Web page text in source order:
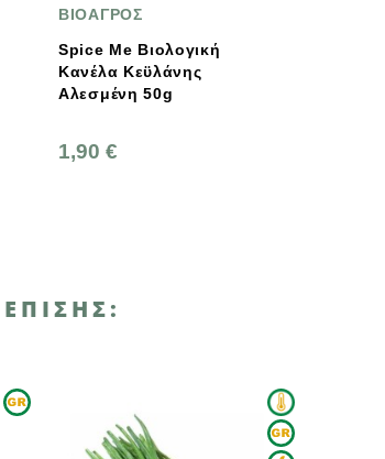
ΒΙΟΔΥΝΑΜΗ
Νιφάδες Θαλασσινού
Αλατιού 100g Salt
Odyssey
3,60 €